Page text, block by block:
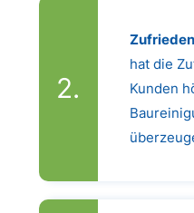
hat die
Kunden